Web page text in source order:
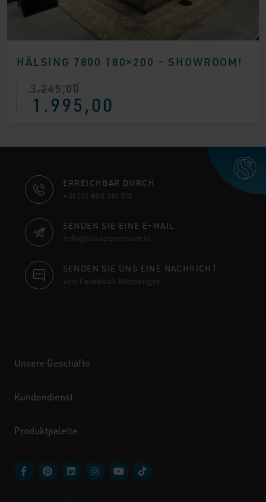
HÄLSING 7800 180×200 – SHOWROOM!
3.245,00
Ursprünglicher
Preis
war:1.995,00
Aktueller
Preis
ist:
KONTAKTINFORMATIONEN
ERREICHBAR DURCH
+31 (0) 493 310 515
SENDEN SIE EINE E-MAIL
info@slaapcentrum.nl
SENDEN SIE UNS EINE NACHRICHT
von Facebook Messenger
Unsere Geschäfte
Kundendienst
Produktpalette